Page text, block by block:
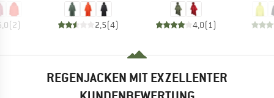
(2) 2,5(4) 4,0(1 )
REGENJACKEN MIT EXZELLENTER